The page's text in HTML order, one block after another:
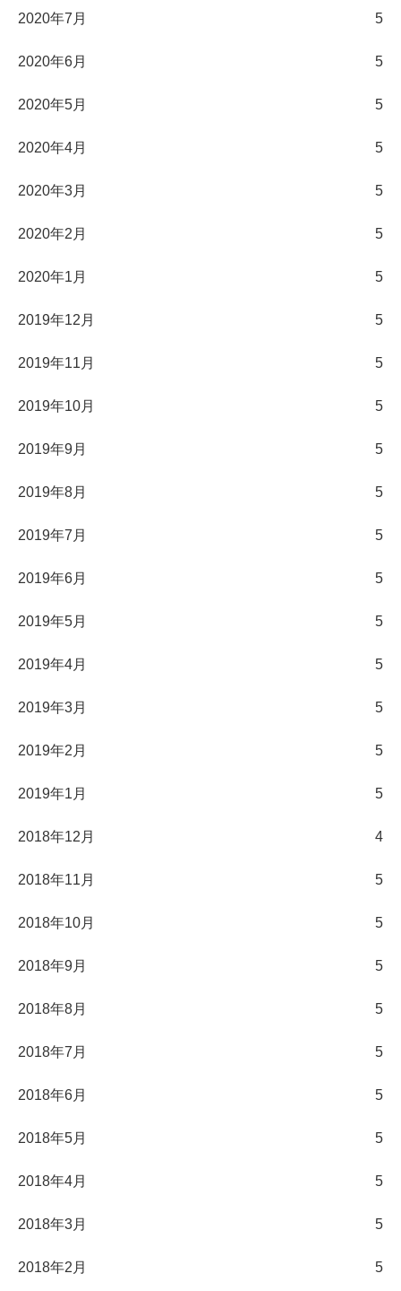
2020年7月 5
2020年6月 5
2020年5月 5
2020年4月 5
2020年3月 5
2020年2月 5
2020年1月 5
2019年12月 5
2019年11月 5
2019年10月 5
2019年9月 5
2019年8月 5
2019年7月 5
2019年6月 5
2019年5月 5
2019年4月 5
2019年3月 5
2019年2月 5
2019年1月 5
2018年12月 4
2018年11月 5
2018年10月 5
2018年9月 5
2018年8月 5
2018年7月 5
2018年6月 5
2018年5月 5
2018年4月 5
2018年3月 5
2018年2月 5